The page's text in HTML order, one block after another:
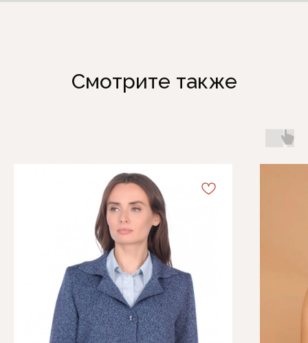
Смотрите также
Информация
Отзывы
Блог
О компании
Обмен и возврат
Белая Лилия
Оплата и доставка
Распродажа
Подарочные карты